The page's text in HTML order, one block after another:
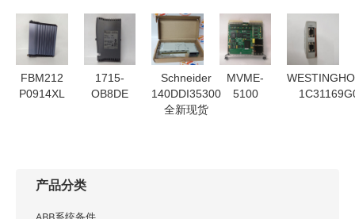
FBM212
P0914XL
1715-
OB8DE
Schneider
140DDI35300
全新现货
MVME-
5100
产品分类